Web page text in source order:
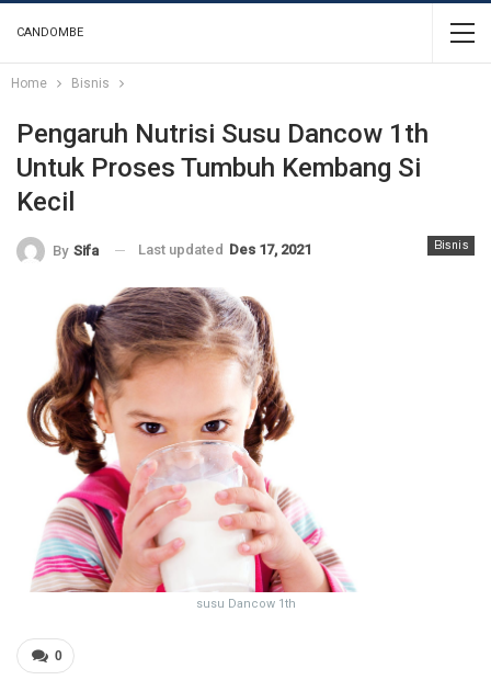
CANDOMBE
Home Bisnis
Pengaruh Nutrisi Susu Dancow 1th
Untuk Proses Tumbuh Kembang Si
Kecil
Bisnis
By Sifa Last updated Des 17, 2021
susu Dancow 1th
0